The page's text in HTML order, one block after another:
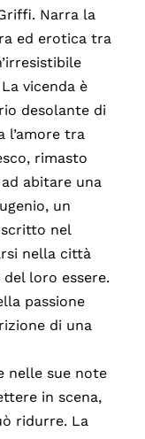
Narra la
ed erotica tra
vicenda è
desolante di
l’amore tra
rimasto
abitare una
un
nel
nella città
loro essere.
passione
di una
nelle sue note
in scena,
ridurre. La